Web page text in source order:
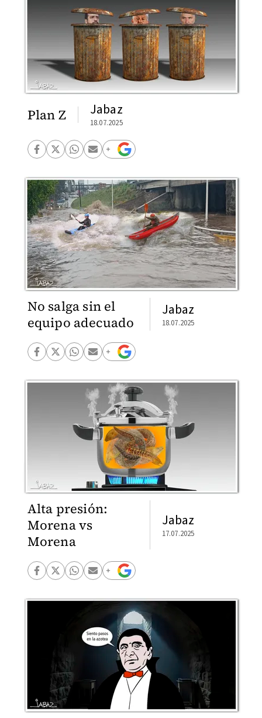
Plan Z Jabaz
18.07.2025
No salga sin el
equipo adecuado
Jabaz
18.07.2025
Alta presión:
Morena vs
Morena
Jabaz
17.07.2025